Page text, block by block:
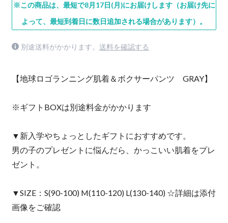
※この商品は、最短で8月17日(月)にお届けします（お届け先に
よって、最短到着日に数日追加される場合があります）。
別途送料がかかります。 送料を確認する
【地球ロゴランニング肌着＆ボクサーパンツ GRAY】
※ギフトBOXは別途料金がかかります
▼新入学やちょっとしたギフトにおすすめです。
男の子のプレゼントに悩んだら、かっこいい肌着をプレ
ゼント。
▼SIZE：S(90-100) M(110-120) L(130-140) ☆詳細は添付
画像をご確認